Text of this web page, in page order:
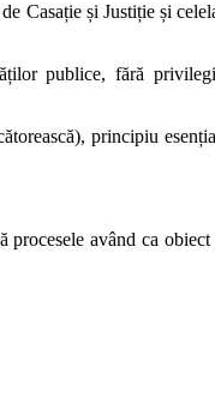
Casație și Justiție și
publice, fără
principiu
având ca